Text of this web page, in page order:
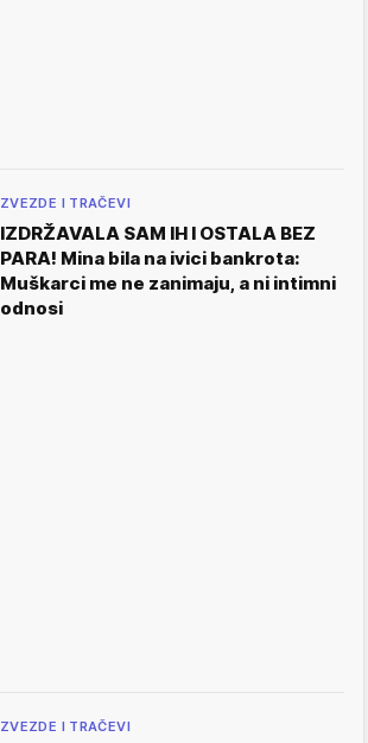
ZVEZDE I TRAČEVI
IZDRŽAVALA SAM IH I OSTALA BEZ
PARA! Mina bila na ivici bankrota:
Muškarci me ne zanimaju, a ni intimni
odnosi
ZVEZDE I TRAČEVI